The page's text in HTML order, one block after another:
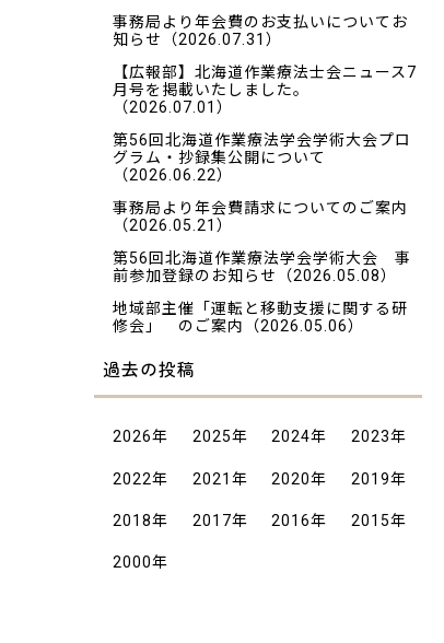
事務局より年会費のお支払いについてお
知らせ
（2026.07.31）
【広報部】北海道作業療法士会ニュース7
月号を掲載いたしました。
（2026.07.01）
第56回北海道作業療法学会学術大会プロ
グラム・抄録集公開について
（2026.06.22）
事務局より年会費請求についてのご案内
（2026.05.21）
第56回北海道作業療法学会学術大会 事
前参加登録のお知らせ
（2026.05.08）
地域部主催「運転と移動支援に関する研
修会」 のご案内
（2026.05.06）
過去の投稿
2026年 2025年 2024年 2023年
2022年 2021 年 2020年 2019年
2018年 2017年 2016年 2015年
2000年